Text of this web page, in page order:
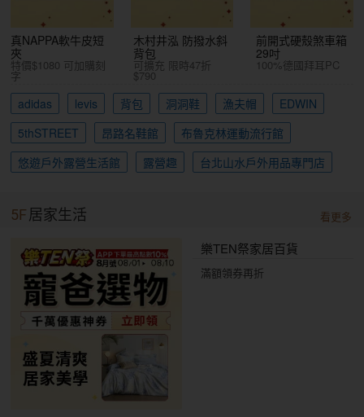
真NAPPA軟牛皮短
夾
特價$1080 可加購刻
字
木村井泓 防撥水斜
背包
可擴充 限時47折
$790
前開式硬殼煞車箱
29吋
100%德國拜耳PC
adidas levis 背包 洞洞鞋 漁夫帽
EDWIN
5thSTREET
昂路名鞋館
布魯克林運動流行館
悠遊戶外露營生活館
露營趣 台北山水戶外用品專門店
5F 居家生活 看更多
樂TEN祭家居百貨
滿額領券再折